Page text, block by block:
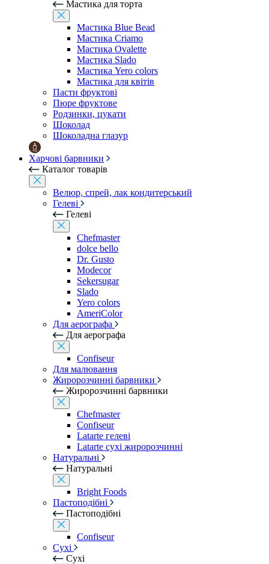
Мастика для торта
Мастика Blue Bead
Мастика Criamo
Мастика Ovalette
Мастика Slado
Мастика Yero colors
Мастика для квітів
Пасти фруктові
Пюре фруктове
Родзинки, цукати
Шоколад
Шоколадна глазур
Харчові барвники
Каталог товарів
Велюр, спрей, лак кондитерський
Гелеві
Гелеві
Chefmaster
dolce bello
Dr. Gusto
Modecor
Sekersugar
Slado
Yero colors
AmeriColor
Для аерографа
Для аерографа
Confiseur
Для малювання
Жиророзчинні барвники
Жиророзчинні барвники
Chefmaster
Confiseur
Latarte гелеві
Latarte сухі жиророзчинні
Натуральні
Натуральні
Bright Foods
Пастоподібні
Пастоподібні
Confiseur
Сухі
Сухі